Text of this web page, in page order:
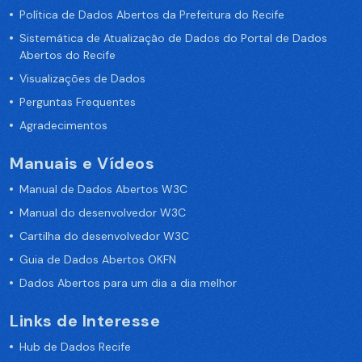
Política de Dados Abertos da Prefeitura do Recife
Sistemática de Atualização de Dados do Portal de Dados
Abertos do Recife
Visualizações de Dados
Perguntas Frequentes
Agradecimentos
Manuais e Vídeos
Manual de Dados Abertos W3C
Manual do desenvolvedor W3C
Cartilha do desenvolvedor W3C
Guia de Dados Abertos OKFN
Dados Abertos para um dia a dia melhor
Links de Interesse
Hub de Dados Recife